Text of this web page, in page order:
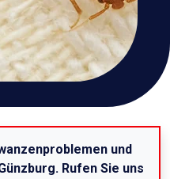
und
Rufen Sie uns